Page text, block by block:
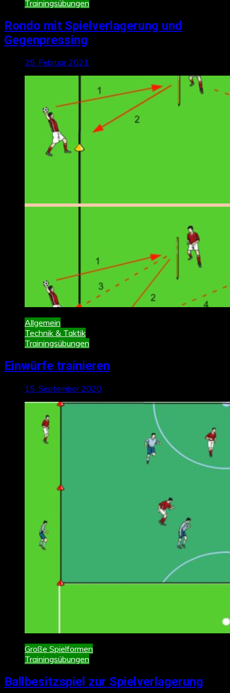
Trainingsübungen
Rondo mit Spielverlagerung und
Gegenpressing
25. Februar 2021
Allgemein
Technik & Taktik
Trainingsübungen
Einwürfe trainieren
15. September 2020
Große Spielformen
Trainingsübungen
Ballbesitzspiel zur Spielverlagerung